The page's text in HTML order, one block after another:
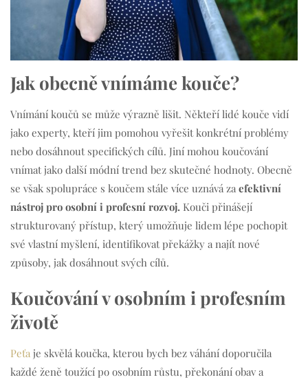
Jak obecně vnímáme kouče?
Vnímání koučů se může výrazně lišit. Někteří lidé kouče vidí
jako experty, kteří jim pomohou vyřešit konkrétní problémy
nebo dosáhnout specifických cílů. Jiní mohou koučování
vnímat jako další módní trend bez skutečné hodnoty. Obecně
se však spolupráce s koučem stále více uznává za efektivní
nástroj pro osobní i profesní rozvoj. Kouči přinášejí
strukturovaný přístup, který umožňuje lidem lépe pochopit
své vlastní myšlení, identifikovat překážky a najít nové
způsoby, jak dosáhnout svých cílů.
Koučování v osobním i profesním
životě
Peťa je skvělá koučka, kterou bych bez váhání doporučila
každé ženě toužící po osobním růstu, překonání obav a